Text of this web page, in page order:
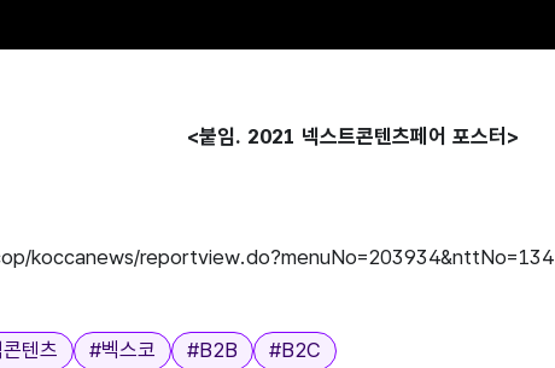
<붙임. 2021 넥스트콘텐츠페어 포스터>
koccanews/reportview.do?menuNo=203934&nttNo=134
텐츠 #벡스코 #B2B #B2C